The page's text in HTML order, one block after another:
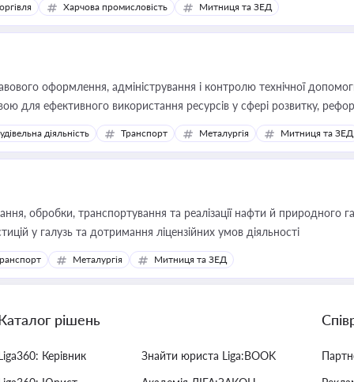
Харчова промисловість Митниця та ЗЕД
оформлення, адміністрування і контролю технічної
для ефективного використання ресурсів у сфері розвитку,
діяльність Транспорт Металургія Митниця та ЗЕД
обробки, транспортування та реалізації нафти й природного
у галузь та дотримання ліцензійних умов діяльності
Металургія Митниця та ЗЕД
рішень
Керівник
Знайти юриста Liga:BOOK